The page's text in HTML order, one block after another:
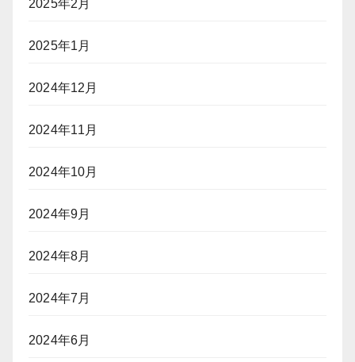
2025年2月
2025年1月
2024年12月
2024年11月
2024年10月
2024年9月
2024年8月
2024年7月
2024年6月